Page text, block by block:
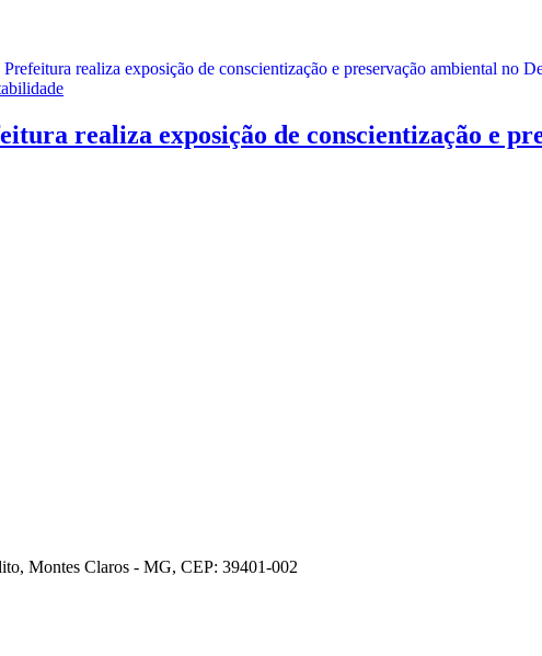
realiza exposição de conscientização e
Montes Claros - MG, CEP: 39401-002